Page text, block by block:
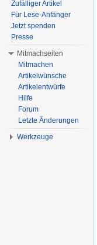
Zufälliger Artikel
Für Lese-Anfänger
Jetzt spenden
Presse
Mitmachseiten
Mitmachen
Artikelwünsche
Artikelentwürfe
Hilfe
Forum
Letzte Änderungen
Werkzeuge